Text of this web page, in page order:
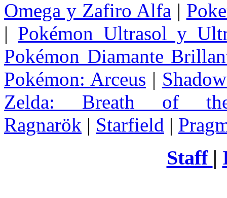
Omega y Zafiro Alfa |
| Pokémon Ultrasol y
Pokémon Diamante
Pokémon: Arceus |
Zelda: Breath of
Ragnarök | Starfield |
Staff |